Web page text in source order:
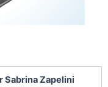
Sabrina Zapelini